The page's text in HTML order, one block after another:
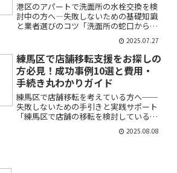
港区のアパートで洗面所の水栓交換を検
討中の方へ―失敗しないための基礎知識
と業者選びのコツ「洗面所の蛇口から水
漏れが…」「賃貸アパートだけど、自分
で水栓交換していいのかな？」港区でア
パートの洗面所水栓交換を検討中の方
は、不安や疑問が多いのでは...
2025.07.27
練馬区で店舗移転支援をお探しの
方必見！成功事例10選と費用・
手続き丸わかりガイド
練馬区で店舗移転を考えている方へ──
失敗しないための手引きと実践サポート
「練馬区で店舗の移転を検討しているけ
れど、何から手をつけて良いか分からな
い」「費用や手続き、レイアウト設計な
2025.08.08